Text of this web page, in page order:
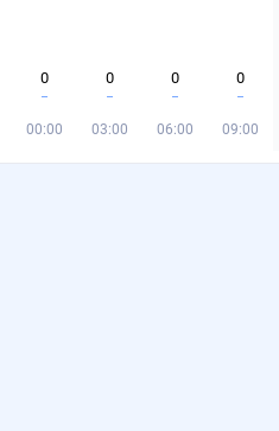
0
00:00
0
03:00
0
06:00
0
09:00